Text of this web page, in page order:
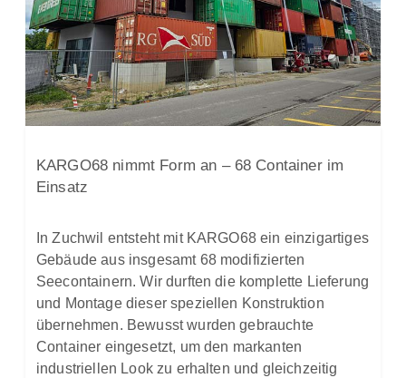
KARGO68 nimmt Form an – 68 Container im
Einsatz
In Zuchwil entsteht mit KARGO68 ein einzigartiges
Gebäude aus insgesamt 68 modifizierten
Seecontainern. Wir durften die komplette Lieferung
und Montage dieser speziellen Konstruktion
übernehmen. Bewusst wurden gebrauchte
Container eingesetzt, um den markanten
industriellen Look zu erhalten und gleichzeitig